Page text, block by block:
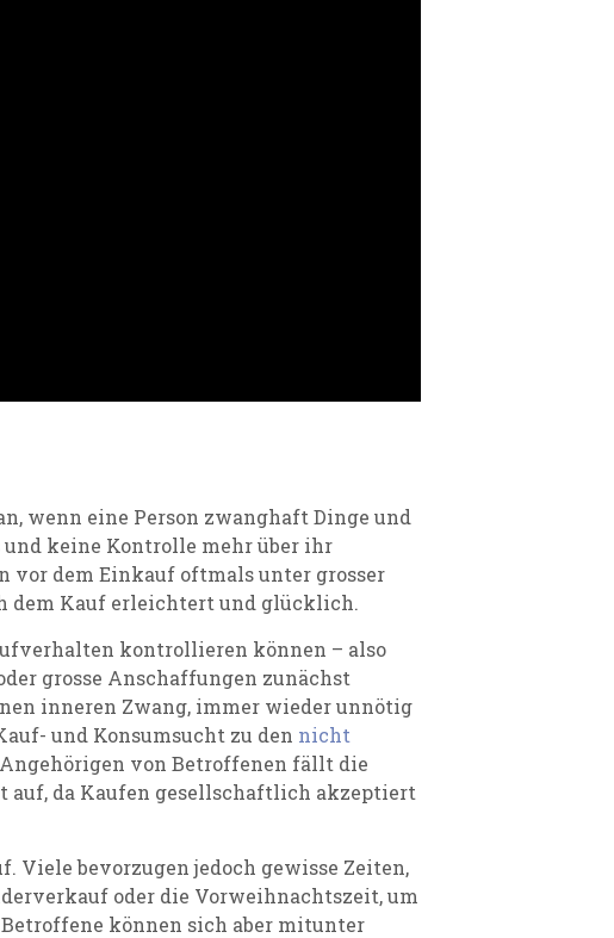
wenn eine Person zwanghaft Dinge und
und keine Kontrolle mehr über ihr
vor dem Einkauf oftmals unter grosser
dem Kauf erleichtert und glücklich.
kontrollieren können – also
grosse Anschaffungen zunächst
inneren Zwang, immer wieder unnötig
und Konsumsucht zu den nicht
von Betroffenen fällt die
auf, da Kaufen gesellschaftlich akzeptiert
Viele bevorzugen jedoch gewisse Zeiten,
oder die Vorweihnachtszeit, um
können sich aber mitunter